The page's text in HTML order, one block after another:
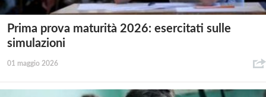
Prima prova maturità 2026: esercitati sulle
simulazioni
01 maggio 2026